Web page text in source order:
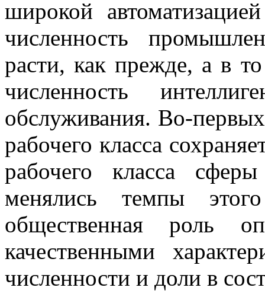
широкой
численность
расти, как прежде, а в
численность
обслуживания. Во-
рабочего класса
рабочего класса
менялись темпы
общественная роль
качественными
численности и доли в